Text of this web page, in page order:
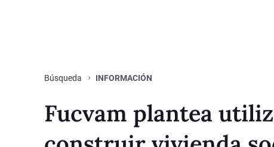
Búsqueda INFORMACIÓN
Fucvam plantea